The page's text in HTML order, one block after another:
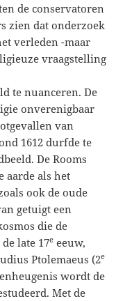
de conservatoren
zien dat onderzoek
verleden -maar
vraagstelling
te nuanceren. De
onverenigbaar
van
1612 durfde te
De Rooms
aarde als het
ook de oude
getuigt een
die de
late 17e eeuw,
Ptolemaeus (2e
wordt de
Met de